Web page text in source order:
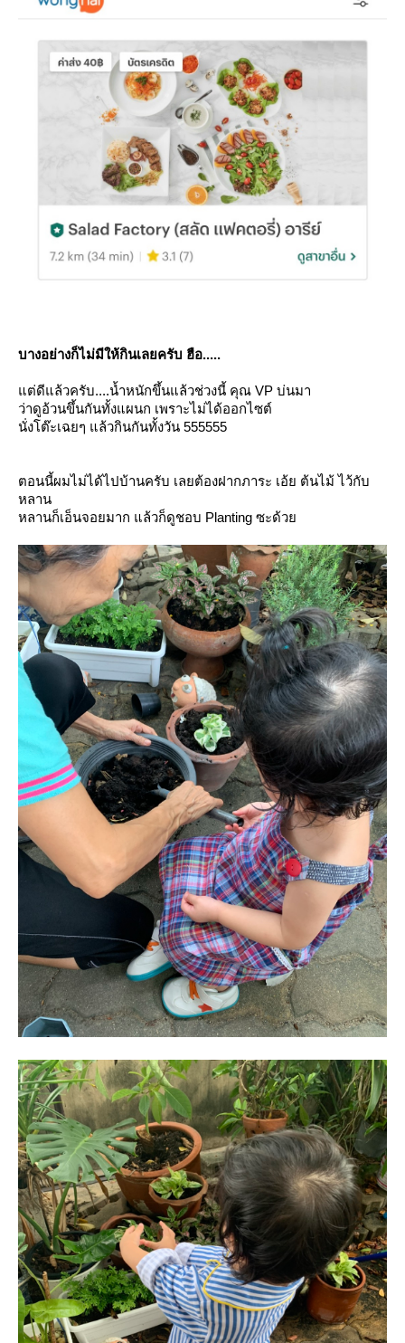
บางอย่างก็ไม่มีให้กินเลยครับ ฮือ.....
ต่ดีแล้วครับ....น้ำหนักขึ้นแล้วช่วงนี้ คุณ VP บ่นมา
ว่าดูอ้วนขึ้นกันทั้งแผนก เพราะไม่ได้ออกไซต์
นั่งโต๊ะเฉยๆ แล้วกินกันทั้งวัน 555555
ตอนนี้ผมไม่ได้ไปบ้านครับ เลยต้องฝากภาระ เอ้ย ต้นไม้ ไว้กับ
หลาน
หลานก็เอ็นจอยมาก แล้วก็ดูชอบ Planting ซะด้ว